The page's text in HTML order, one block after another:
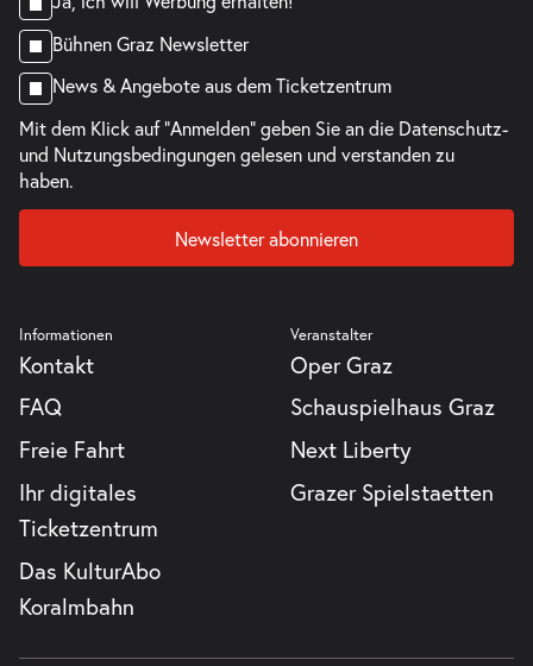
Bühnen Graz Newsletter
News & Angebote aus dem Ticketzentrum
Mit dem Klick auf "Anmelden" geben Sie an die Datenschutz-
und Nutzungsbedingungengelesen und verstanden zu
haben.
Newsletter abonnieren
Informationen
Kontakt
FAQ
Freie Fahrt
Ihr digitales
Ticketzentrum
Das KulturAbo
Koralmbahn
Veranstalter
Oper Graz
Schauspielhaus Graz
Next Liberty
Grazer Spielstaetten